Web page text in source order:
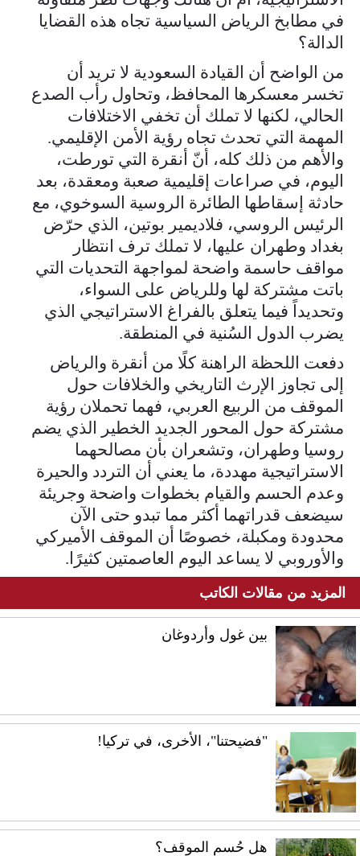
في مطابخ الرياض السياسية تجاه هذه القضايا
الدالة؟
من الواضح أن القيادة السعودية لا تريد أن
تخسر معسكرها المحافظ، وتحاول رأب الصدع
الحالي، لكنها لا تملك أن تخفي الاختلافات
المهمة التي تحدث تجاه رؤية الأمن الإقليمي.
والأهم من ذلك كله، أنّ أنقرة التي تورطت،
اليوم، في صراعات إقليمية صعبة ومعقدة، بعد
حادثة إسقاطها الطائرة الروسية السوخوي، مع
الرئيس الروسي، فلاديمير بوتين، الذي حرّض
بغداد وطهران عليها، لا تملك ترف انتظار
مواقف حاسمة واضحة لمواجهة التحديات التي
باتت مشتركة لها وللرياض على السواء،
وتحديداً فيما يتعلق بالفراغ الاستراتيجي الذي
يضرب الدول السُنية في المنطقة.
دفعت اللحظة الراهنة كلًا من أنقرة والرياض
إلى تجاوز الإرث التاريخي والخلافات حول
الموقف من الربيع العربي، فهما تحملان رؤية
مشتركة حول المحور الجديد الخطير الذي يضم
روسيا وطهران، وتشعران بأن مصالحهما
الاستراتيجية مهددة، ما يعني أن التردد والحيرة
وعدم الحسم والقيام بخطوات واضحة وجريئة
سيضعف قدراتهما أكثر مما تبدو حتى الآن
محدودة ومكبلة، خصوصًا أن الموقف الأميركي
والأوروبي لا يساعد اليوم العاصمتين كثيرًا.
المزيد من مقالات الكاتب
بين غول وأردوغان
"فضيحتنا"، الأخرى، في تركيا!
هل حُسم الموقف؟